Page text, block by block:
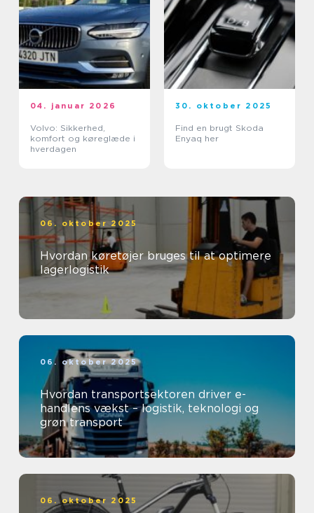
04. januar 2026
Volvo: Sikkerhed,
komfort og køreglæde i
hverdagen
30. oktober 2025
Find en brugt Skoda
Enyaq her
06. oktober 2025
Hvordan køretøjer bruges til at optimere
lagerlogistik
06. oktober 2025
Hvordan transportsektoren driver e-
handlens vækst – logistik, teknologi og
grøn transport
06. oktober 2025